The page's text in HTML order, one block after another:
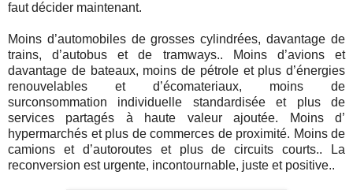
faut décider maintenant.
Moins d’automobiles de grosses cylindrées, davantage de
trains, d’autobus et de tramways.. Moins d’avions et
davantage de bateaux, moins de pétrole et plus d’énergies
renouvelables et d’écomateriaux, moins de
surconsommation individuelle standardisée et plus de
services partagés à haute valeur ajoutée. Moins d’
hypermarchés et plus de commerces de proximité. Moins de
camions et d’autoroutes et plus de circuits courts.. La
reconversion est urgente, incontournable, juste et positive..